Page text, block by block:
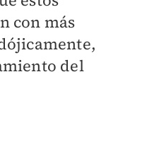
con más
del